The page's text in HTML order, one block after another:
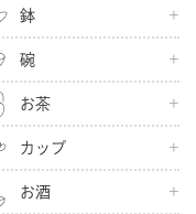
鉢
碗
お茶
カップ
お酒